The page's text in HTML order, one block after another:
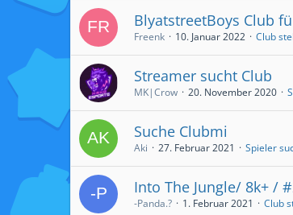
BlyatstreetBoys Club
Freenk 10. Januar 2022 Club
Streamer sucht Club
MK|Crow 20. November 2020
Suche Clubmi
Aki 27. Februar 2021 Spieler
Into The Jungle/ 8k+ /
-Panda.? 1. Februar 2021 Club